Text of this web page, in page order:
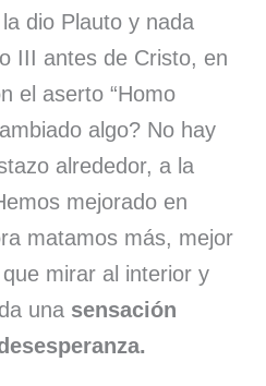
dio Plauto y nada
III antes de Cristo, en
el aserto “Homo
algo? No hay
alrededor, a la
mejorado en
matamos más, mejor
mirar al interior y
una sensación